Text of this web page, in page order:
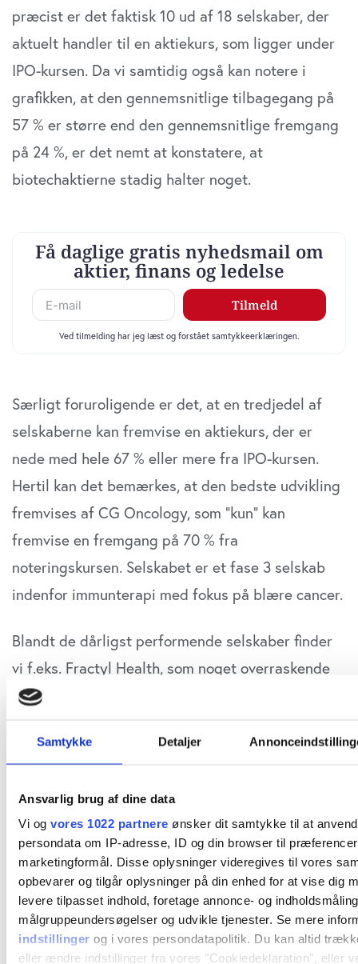
Samtykke Detaljer
Ansvarlig brug af dine data
Vi og vores 1022 partnere ønsker dit samtykke til at
persondata om IP-adresse, ID og din browser til
marketingformål. Disse oplysninger videregives til vores
opbevarer og tilgår oplysninger på din enhed for at vise dig
levere tilpasset indhold, foretage annonce- og
målgruppeundersøgelser og udvikle tjenester. Se mere
indstillinger og i vores persondatapolitik. Du kan altid
eller ændre indstillinger fra vores "Cookiedeklaration", eller
præcist er det faktisk 10 ud af 18 selskaber, der
aktuelt handler til en aktiekurs, som ligger under
IPO-kursen. Da vi samtidig også kan notere i
grafikken, at den gennemsnitlige tilbagegang på
57 % er større end den gennemsnitlige fremgang
på 24 %, er det nemt at konstatere, at
biotechaktierne stadig halter noget.
Særligt foruroligende er det, at en tredjedel af
selskaberne kan fremvise en aktiekurs, der er
nede med hele 67 % eller mere fra IPO-kursen.
Hertil kan det bemærkes, at den bedste udvikling
fremvises af CG Oncology, som ”kun” kan
fremvise en fremgang på 70 % fra
noteringskursen. Selskabet er et fase 3 selskab
indenfor immunterapi med fokus på blære cancer.
Blandt de dårligst performende selskaber finder
vi f.eks. Fractyl Health, som noget overraskende
arbejder indenfor både fedme og type 2 diabetes.
som er et meget early stage forskningsselskab
Det er naturligvis for tidligt at fælde dom over
selskaberne, som selvfølgelig skal have mere tid
til at udfolde deres potentiale og afrapportere
mere data. Men i en sektor, hvor det er ganske få
vindere, der principielt skal finansiere en hel del
tabere i en portefølje, er den aktuelle status ikke